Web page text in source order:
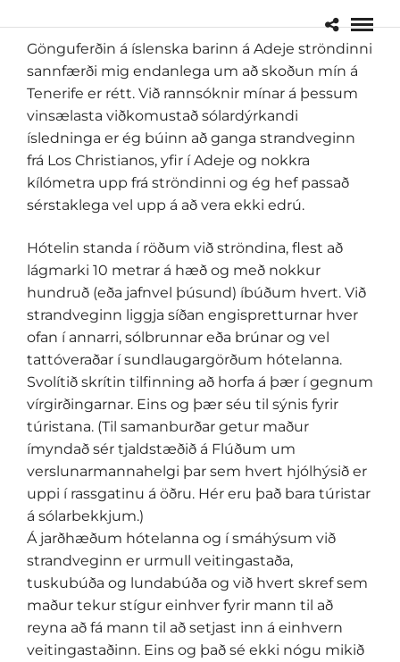
Gönguferðin á íslenska barinn á Adeje ströndinni
sannfærði mig endanlega um að skoðun mín á
Tenerife er rétt. Við rannsóknir mínar á þessum
vinsælasta viðkomustað sólardýrkandi
ísledninga er ég búinn að ganga strandveginn
frá Los Christianos, yfir í Adeje og nokkra
kílómetra upp frá ströndinni og ég hef passað
sérstaklega vel upp á að vera ekki edrú.
Hótelin standa í röðum við ströndina, flest að
lágmarki 10 metrar á hæð og með nokkur
hundruð (eða jafnvel þúsund) íbúðum hvert. Við
strandveginn liggja síðan engispretturnar hver
ofan í annarri, sólbrunnar eða brúnar og vel
tattóveraðar í sundlaugargörðum hótelanna.
Svolítið skrítin tilfinning að horfa á þær í gegnum
vírgirðingarnar. Eins og þær séu til sýnis fyrir
túristana. (Til samanburðar getur maður
ímyndað sér tjaldstæðið á Flúðum um
verslunarmannahelgi þar sem hvert hjólhýsið er
uppi í rassgatinu á öðru. Hér eru það bara túristar
á sólarbekkjum.)
Á jarðhæðum hótelanna og í smáhýsum við
strandveginn er urmull veitingastaða,
tuskubúða og lundabúða og við hvert skref sem
maður tekur stígur einhver fyrir mann til að
reyna að fá mann til að setjast inn á einhvern
veitingastaðinn. Eins og það sé ekki nógu mikið